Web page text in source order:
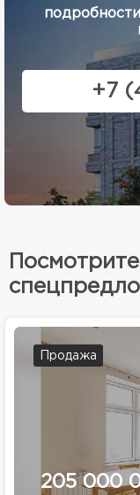
+7
Продажа
205 000